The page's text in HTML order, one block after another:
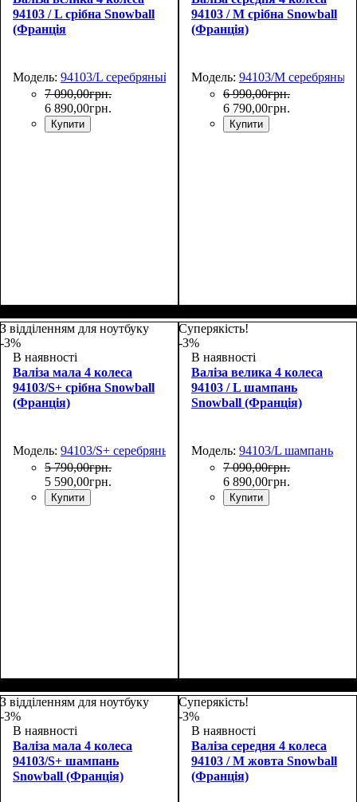
94103 / L срібна Snowball
(Франція
Модель: 94103/L серебряный
7 090,00грн.
6 890,00грн.
Купити
77х51х31
94103 / M срібна Snowball
(Франція)
Модель: 94103/M серебряный
6 990,00грн.
6 790,00грн.
Купити
67х45х26
З відділенням для ноутбуку
-3%
В наявності
Валіза мала 4 колеса
94103/S+ срібна Snowball
(Франція)
Модель: 94103/S+ серебряный
5 790,00грн.
5 590,00грн.
Купити
55х39х22
Суперякість!
-3%
В наявності
Валіза велика 4 колеса
94103 / L шампань
Snowball (Франція)
Модель: 94103/L шампань
7 090,00грн.
6 890,00грн.
Купити
77х51х31
З відділенням для ноутбуку
-3%
В наявності
Валіза мала 4 колеса
94103/S+ шампань
Snowball (Франція)
Суперякість!
-3%
В наявності
Валіза середня 4 колеса
94103 / M жовта Snowball
(Франція)